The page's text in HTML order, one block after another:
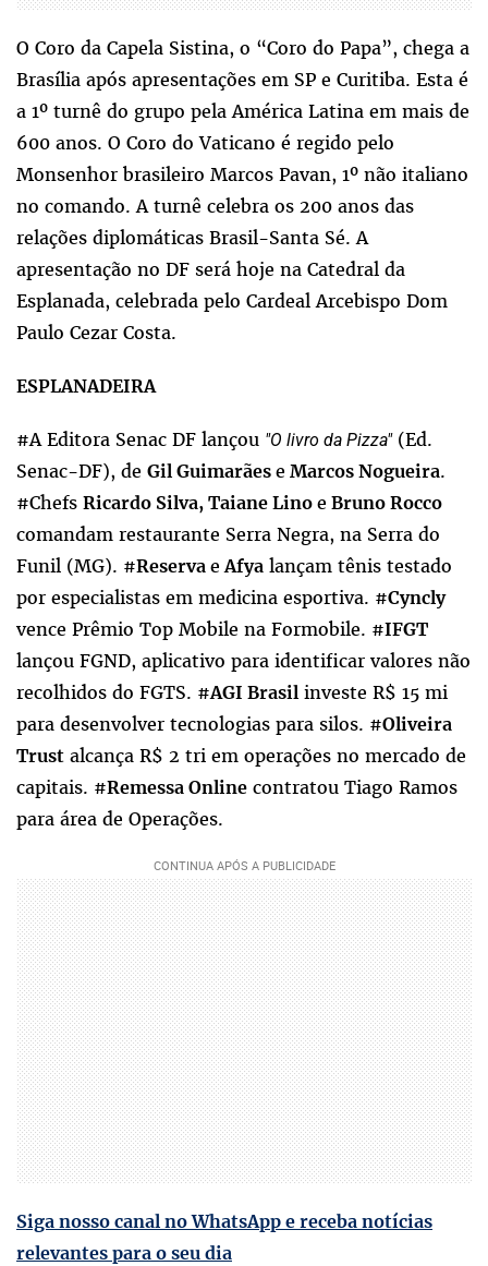
O Coro da Capela Sistina, o “Coro do Papa”, chega a
Brasília após apresentações em SP e Curitiba. Esta é
a 1º turnê do grupo pela América Latina em mais de
600 anos. O Coro do Vaticano é regido pelo
Monsenhor brasileiro Marcos Pavan, 1º não italiano
no comando. A turnê celebra os 200 anos das
relações diplomáticas Brasil-Santa Sé. A
apresentação no DF será hoje na Catedral da
Esplanada, celebrada pelo Cardeal Arcebispo Dom
Paulo Cezar Costa.
ESPLANADEIRA
#A Editora Senac DF lançou "O livro da Pizza"(Ed.
Senac-DF), de Gil Guimarães e Marcos Nogueira.
#Chefs Ricardo Silva, Taiane Lino e Bruno Rocco
comandam restaurante Serra Negra, na Serra do
Funil (MG). #Reserva e Afya lançam tênis testado
por especialistas em medicina esportiva. #Cyncly
vence Prêmio Top Mobile na Formobile. #IFGT
lançou FGND, aplicativo para identificar valores não
recolhidos do FGTS. #AGI Brasil investe R$ 15 mi
para desenvolver tecnologias para silos. #Oliveira
Trust alcança R$ 2 tri em operações no mercado de
capitais. #Remessa Online contratou Tiago Ramos
para área de Operações.
Siga nosso canal no WhatsApp e receba notícias
relevantes para o seu dia